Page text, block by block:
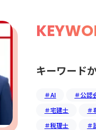
キーワード
＃AI ＃公認
＃宅建士
＃
＃税理士
＃